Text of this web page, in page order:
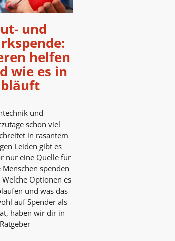
und
helfen
wie es in
und
schon viel
in rasantem
Leiden gibt es
nur eine Quelle für
spenden
Optionen es
und was das
auf Spender als
haben wir dir in